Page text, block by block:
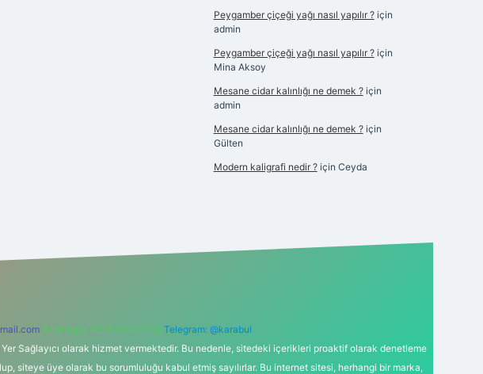
Peygamber çiçeği yağı nasıl yapılır ?için
admin
Peygamber çiçeği yağı nasıl yapılır ?için
Mina Aksoy
Mesane cidar kalınlığı ne demek ?için
admin
Mesane cidar kalınlığı ne demek ?için
Gülten
Modern kaligrafi nedir ?için Ceyda
Whatsapp: 0262 606 0 726 Telegram: @karabul
Sağlayıcı olarak hizmet vermektedir. Bu nedenle, sitedeki içerikleri proaktif olarak denetleme
siteye üye olarak bu sorumluluğu kabul etmiş sayılırlar. Bu internet sitesi, herhangi bir marka,